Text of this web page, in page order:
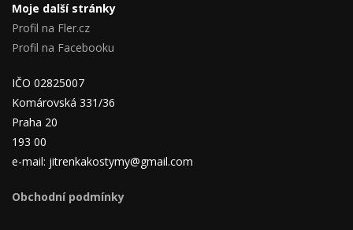
Moje další stránky
Profil na Fler.cz
Profil na Facebooku
IČO 02825007
Komárovská 331/36
Praha 20
193 00
e-mail: jitrenkakostymy@gmail.com
Obchodní podmínky